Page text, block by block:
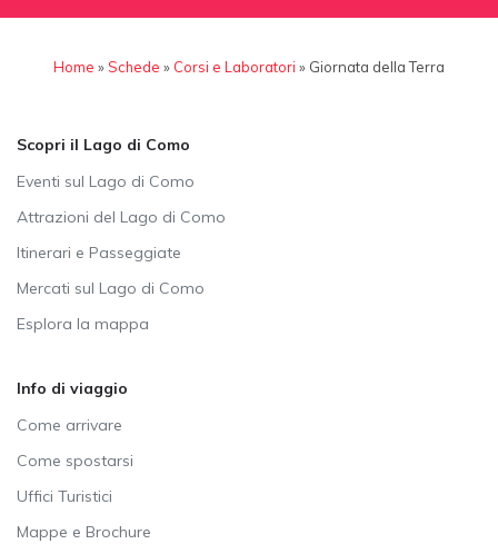
Home »Schede » Corsi e Laboratori » Giornata della Terra
Scopri il Lago di Como
Eventi sul Lago di Como
Attrazioni del Lago di Como
Itinerari e Passeggiate
Mercati sul Lago di Como
Esplora la mappa
Info di viaggio
Come arrivare
Come spostarsi
Uffici Turistici
Mappe e Brochure